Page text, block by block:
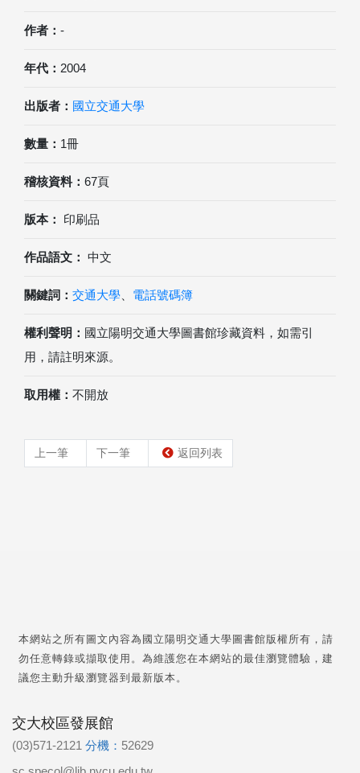
作者： -
年代： 2004
出版者： 國立交通大學
數量： 1冊
稽核資料： 67頁
版本： 印刷品
作品語文： 中文
關鍵詞： 交通大學 電話號碼簿
權利聲明： 國立陽明交通大學圖書館珍藏資料，如需引
用，請註明來源。
取用權： 不開放
上一筆 下一筆 返回列表
本網站之所有圖文內容為國立陽明交通大學圖書館版權所有，請
勿任意轉錄或擷取使用。為維護您在本網站的最佳瀏覽體驗，建
議您主動升級瀏覽器到最新版本。
交大校區發展館
(03)571-2121 分機： 52629